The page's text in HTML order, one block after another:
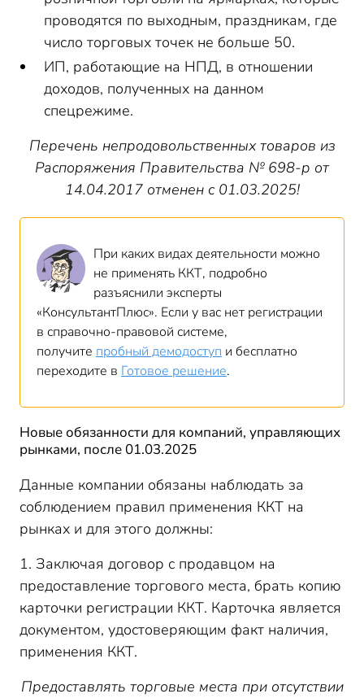
проводятся по выходным, праздникам, где
число торговых точек не больше 50.
ИП, работающие на НПД, в отношении
доходов, полученных на данном
спецрежиме.
Перечень непродовольственных товаров из
Распоряжения Правительства № 698-р от
14.04.2017 отменен с 01.03.2025!
При каких видах деятельности можно
не применять ККТ, подробно
разъяснили эксперты
«КонсультантПлюс». Если у вас нет регистрации
в справочно-правовой системе,
получите пробный демодоступ и бесплатно
переходите в Готовое решение.
Новые обязанности для компаний, управляющих
рынками, после 01.03.2025
Данные компании обязаны наблюдать за
соблюдением правил применения ККТ на
рынках и для этого должны:
1. Заключая договор с продавцом на
предоставление торгового места, брать копию
карточки регистрации ККТ. Карточка является
документом, удостоверяющим факт наличия,
применения ККТ.
Предоставлять торговые места при отсутствии